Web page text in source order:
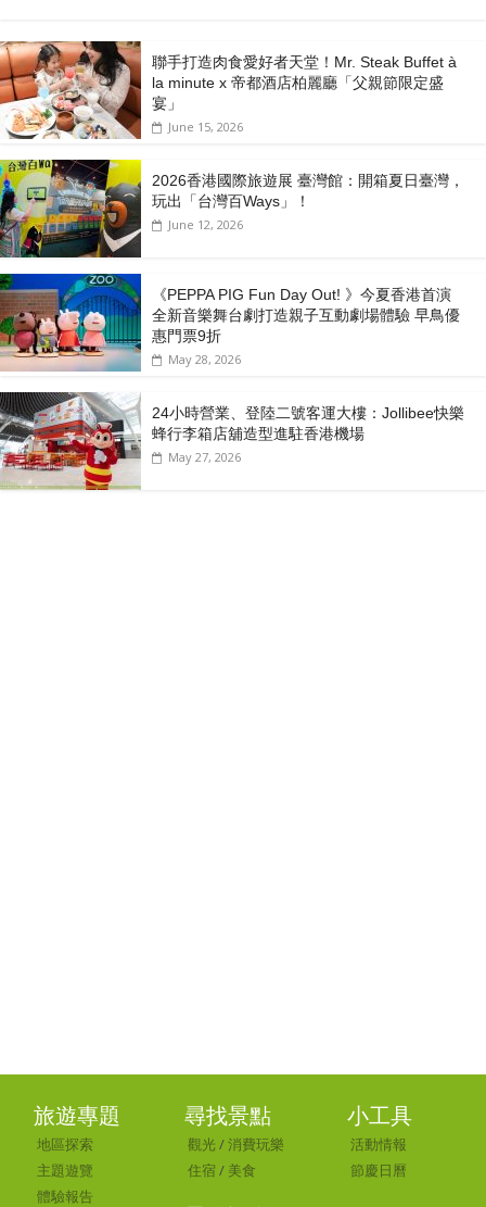
聯手打造肉食愛好者天堂！Mr. Steak Buffet à
la minute x 帝都酒店柏麗廳「⽗親節限定盛
宴」
June 15, 2026
2026香港國際旅遊展 臺灣館：開箱夏日臺灣，
玩出「台灣百Ways」！
June 12, 2026
《PEPPA PIG Fun Day Out! 》今夏香港首演
全新音樂舞台劇打造親子互動劇場體驗 早鳥優
惠門票9折
May 28, 2026
24小時營業、登陸二號客運大樓：Jollibee快樂
蜂行李箱店舖造型進駐香港機場
May 27, 2026
旅遊專題
地區探索
主題遊覽
體驗報告
尋找景點
觀光 /消費玩樂
住宿 / 美食
小工具
活動情報
節慶日曆